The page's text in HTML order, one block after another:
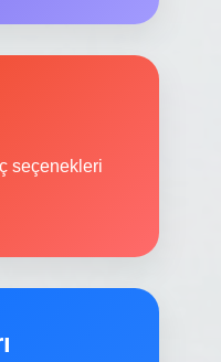
seçenekleri